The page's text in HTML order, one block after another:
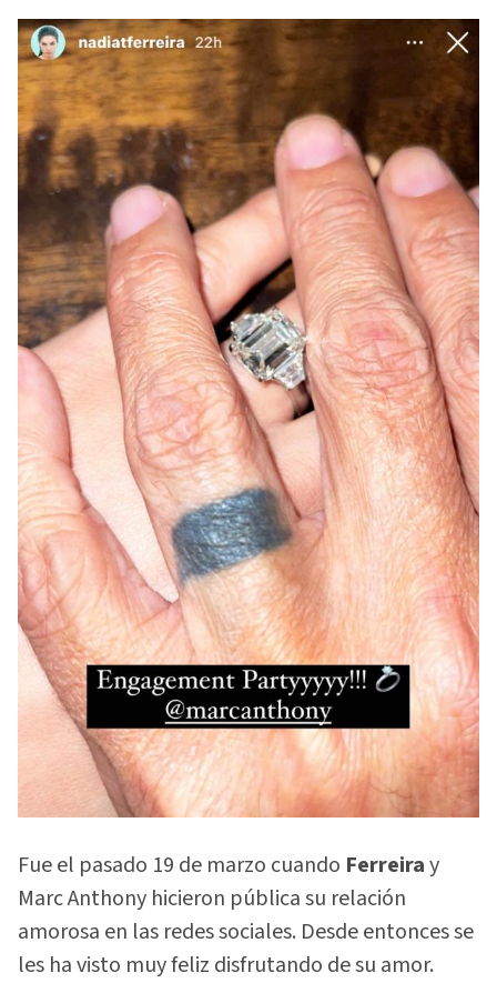
Fue el pasado 19 de marzo cuando Ferreiray
Marc Anthony hicieron pública su relación
amorosa en las redes sociales. Desde entonces se
les ha visto muy feliz disfrutando de su amor.